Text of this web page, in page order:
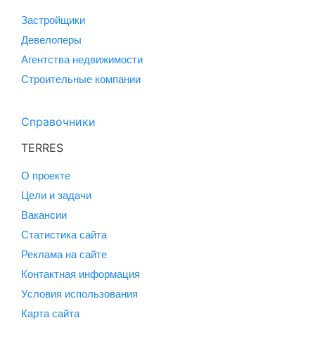
Застройщики
Девелоперы
Агентства недвижимости
Строительные компании
Справочники
TERRES
О проекте
Цели и задачи
Вакансии
Статистика сайта
Реклама на сайте
Контактная информация
Условия использования
Карта сайта